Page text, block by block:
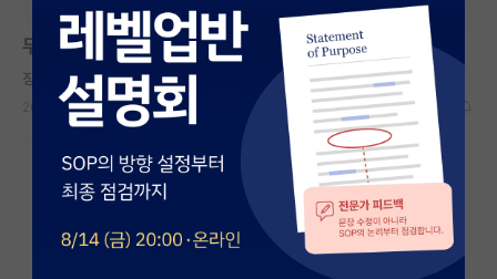
국내대학원 정보
연구실&오픈랩
커뮤니티
커뮤니티 홈
전체글보기
베스트 게시판
본문이 수정되지 않는 박제글입니다.
무경력 98년생 문과 저학점 대학원
징징대는 막스 플랑크
2026.05.17 1116